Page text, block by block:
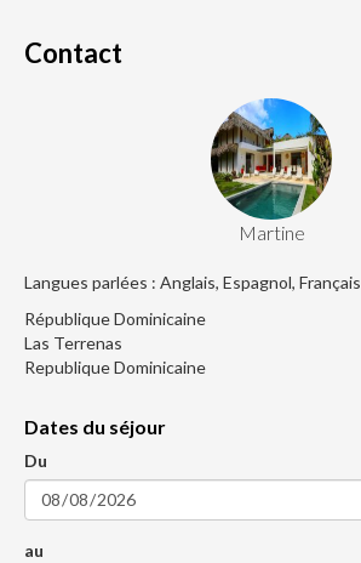
Contact
Martine
Langues parlées : Anglais, Espagnol, Français
République Dominicaine
Las Terrenas
Republique Dominicaine
Dates du séjour
Du
au